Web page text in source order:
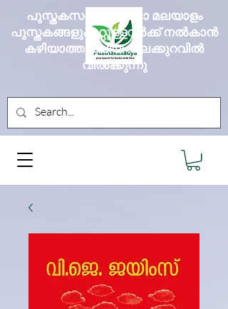
പുസ്തകസദ്യ എല്ലാ മലയാളം
പുസ്തകങ്ങളും മറ്റുള്ളവർക്ക് നൽകാൻ
കഴിയാത്ത വലിയ വിലക്കുറവിൽ
വിൽക്കുന്നു